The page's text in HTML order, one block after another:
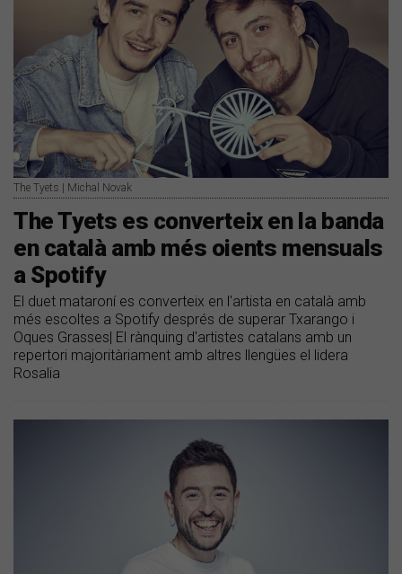
The Tyets | Michal Novak
The Tyets es converteix en la banda
en català amb més oients mensuals
a Spotify
El duet mataroní es converteix en l'artista en català amb
més escoltes a Spotify després de superar Txarango i
Oques Grasses| El rànquing d'artistes catalans amb un
repertori majoritàriament amb altres llengües el lidera
Rosalia